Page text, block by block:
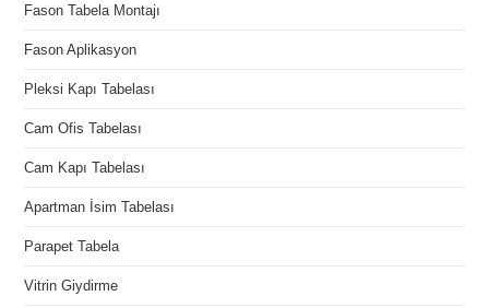
Fason Tabela Montajı
Fason Aplikasyon
Pleksi Kapı Tabelası
Cam Ofis Tabelası
Cam Kapı Tabelası
Apartman İsim Tabelası
Parapet Tabela
Vitrin Giydirme